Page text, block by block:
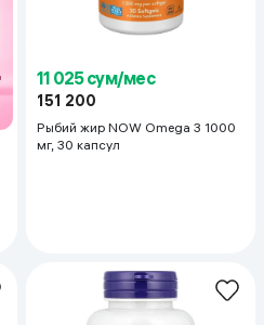
11 025 сум/мес
151 200
Рыбий жир NOW Omega 3 1000
мг, 30 капсул